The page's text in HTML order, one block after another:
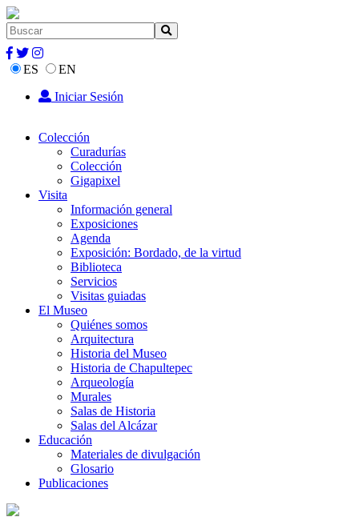
ES
EN
Iniciar Sesión
Colección
Curadurías
Colección
Gigapixel
Visita
Información general
Exposiciones
Agenda
Exposición: Bordado, de la virtud
Biblioteca
Servicios
Visitas guiadas
El Museo
Quiénes somos
Arquitectura
Historia del Museo
Historia de Chapultepec
Arqueología
Murales
Salas de Historia
Salas del Alcázar
Educación
Materiales de divulgación
Glosario
Publicaciones